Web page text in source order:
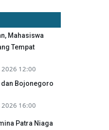
Mahasiswa
Tempat
2026 12:00
dan Bojonegoro
2026 16:00
Patra Niaga